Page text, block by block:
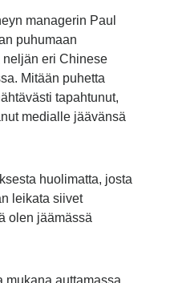
managerin Paul
puhumaan
eri Chinese
Mitään puhetta
tapahtunut,
medialle jäävänsä
huolimatta, josta
leikata siivet
olen jäämässä